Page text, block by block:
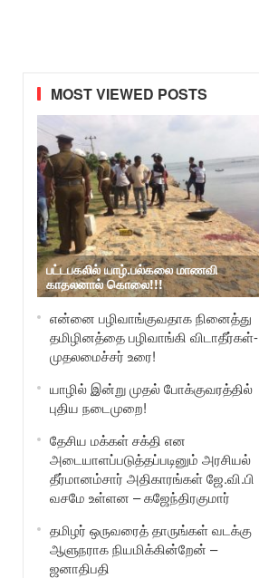
MOST VIEWED POSTS
பட்டபகலில் யாழ்.பல்கலை மாணவி
காதலனால் கொலை!!!
என்னை பழிவாங்குவதாக நினைத்து
தமிழினத்தை பழிவாங்கி விடாதீர்கள்-
முதலமைச்சர் உரை!
யாழில் இன்று முதல் போக்குவரத்தில்
புதிய நடைமுறை!
தேசிய மக்கள் சக்தி என
அடையாளப்படுத்தப்படினும் அரசியல்
தீர்மானம்சார் அதிகாரங்கள் ஜே.வி.பி
வசமே உள்ளன – கஜேந்திரகுமார்
தமிழர் ஒருவரைத் தாருங்கள் வடக்கு
ஆளுநராக நியமிக்கின்றேன் –
ஜனாதிபதி